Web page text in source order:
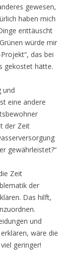
gewesen,
haben mich
enttäuscht
würde mir
das bei
gekostet hätte.
und
eine andere
der Zeit
gewährleistet?“
Zeit
der
Das hilft,
und
wäre die
geringer!